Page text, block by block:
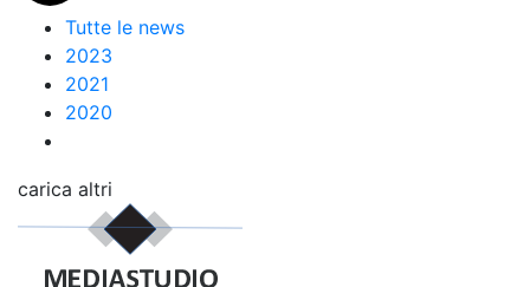
Tutte le news
2023
2021
2020
carica altri